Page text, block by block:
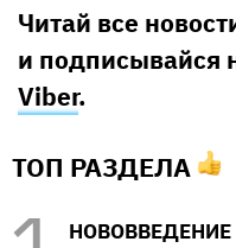
Читай все
и подписывайся
Viber.
ТОП РАЗДЕЛА